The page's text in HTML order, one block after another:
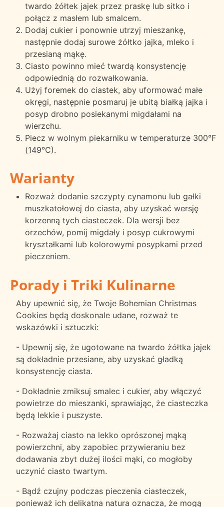
twardo żółtek jajek przez praskę lub sitko i
połącz z masłem lub smalcem.
Dodaj cukier i ponownie utrzyj mieszankę,
następnie dodaj surowe żółtko jajka, mleko i
przesianą mąkę.
Ciasto powinno mieć twardą konsystencję
odpowiednią do rozwałkowania.
Użyj foremek do ciastek, aby uformować małe
okręgi, następnie posmaruj je ubitą białką jajka i
posyp drobno posiekanymi migdałami na
wierzchu.
Piecz w wolnym piekarniku w temperaturze 300°F
(149°C).
Warianty
Rozważ dodanie szczypty cynamonu lub gałki
muszkatołowej do ciasta, aby uzyskać wersję
korzenną tych ciasteczek. Dla wersji bez
orzechów, pomij migdały i posyp cukrowymi
kryształkami lub kolorowymi posypkami przed
pieczeniem.
Porady i Triki Kulinarne
Aby upewnić się, że Twoje Bohemian Christmas
Cookies będą doskonale udane, rozważ te
wskazówki i sztuczki:
- Upewnij się, że ugotowane na twardo żółtka jajek
są dokładnie przesiane, aby uzyskać gładką
konsystencję ciasta.
- Dokładnie zmiksuj smalec i cukier, aby włączyć
powietrze do mieszanki, sprawiając, że ciasteczka
będą lekkie i puszyste.
- Rozważaj ciasto na lekko oprószonej mąką
powierzchni, aby zapobiec przywieraniu bez
dodawania zbyt dużej ilości mąki, co mogłoby
uczynić ciasto twartym.
- Bądź czujny podczas pieczenia ciasteczek,
ponieważ ich delikatna natura oznacza, że mogą